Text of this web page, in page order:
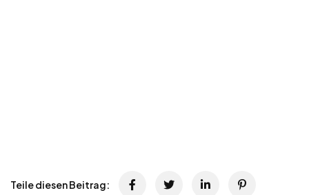
Teile diesen Beitrag: